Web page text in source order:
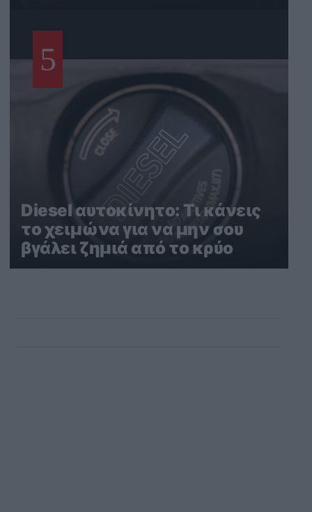
5
Diesel αυτοκίνητο: Τι κάνεις
το χειμώνα για να μην σου
βγάλει ζημιά από το κρύο